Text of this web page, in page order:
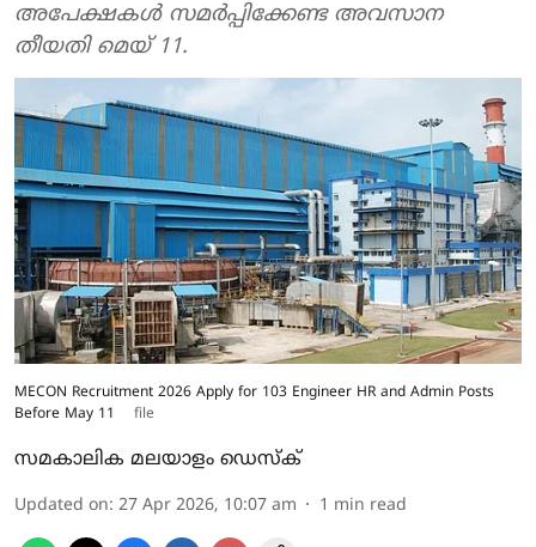
അപേക്ഷകൾ സമർപ്പിക്കേണ്ട അവസാന
തീയതി മെയ് 11.
MECON Recruitment 2026 Apply for 103 Engineer HR and Admin Posts
Before May 11
file
സമകാലിക മലയാളം ഡെസ്ക്
Updated on: 27 Apr 2026, 10:07 am 1 min read